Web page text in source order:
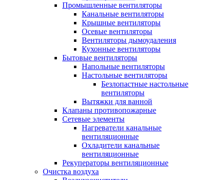
Промышленные вентиляторы
Канальные вентиляторы
Крышные вентиляторы
Осевые вентиляторы
Вентиляторы дымоудаления
Кухонные вентиляторы
Бытовые вентиляторы
Напольные вентиляторы
Настольные вентиляторы
Безлопастные настольные
вентиляторы
Вытяжки для ванной
Клапаны противопожарные
Сетевые элементы
Нагреватели канальные
вентиляционные
Охладители канальные
вентиляционные
Рекуператоры вентиляционные
Очистка воздуха